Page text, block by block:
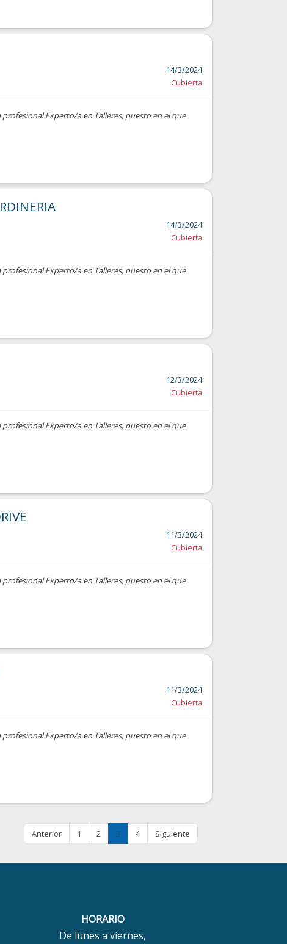
14/3/2024
Cubierta
Experto/a en Talleres, puesto en el que
14/3/2024
Cubierta
Experto/a en Talleres, puesto en el que
12/3/2024
Cubierta
Experto/a en Talleres, puesto en el que
11/3/2024
Cubierta
Experto/a en Talleres, puesto en el que
11/3/2024
Cubierta
Experto/a en Talleres, puesto en el que
Anterior 1 2 3 4 Siguiente
HORARIO
De lunes a viernes,